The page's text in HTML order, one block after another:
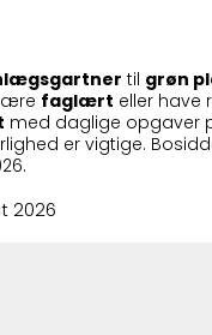
til grøn
faglært eller have
med daglige opgaver
er vigtige.
2026